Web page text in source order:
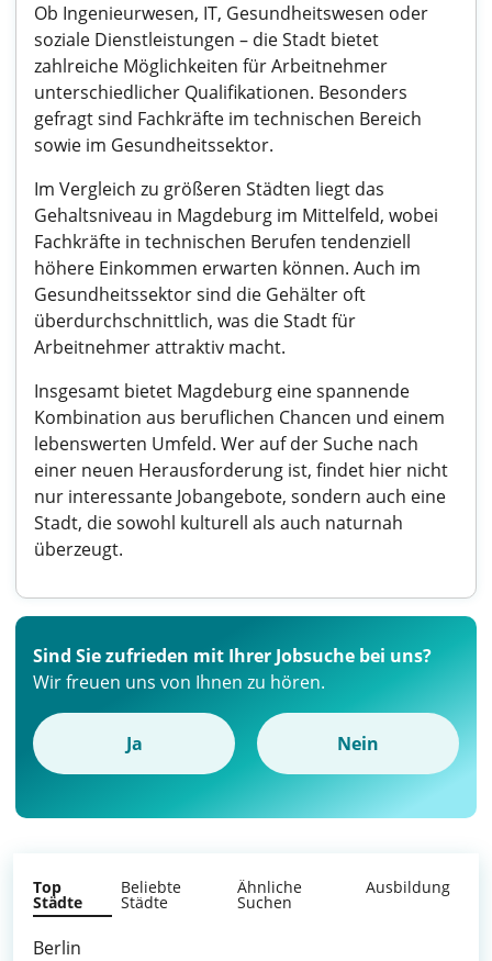
Ob Ingenieurwesen, IT, Gesundheitswesen oder
soziale Dienstleistungen – die Stadt bietet
zahlreiche Möglichkeiten für Arbeitnehmer
unterschiedlicher Qualifikationen. Besonders
gefragt sind Fachkräfte im technischen Bereich
sowie im Gesundheitssektor.
Im Vergleich zu größeren Städten liegt das
Gehaltsniveau in Magdeburg im Mittelfeld, wobei
Fachkräfte in technischen Berufen tendenziell
höhere Einkommen erwarten können. Auch im
Gesundheitssektor sind die Gehälter oft
überdurchschnittlich, was die Stadt für
Arbeitnehmer attraktiv macht.
Insgesamt bietet Magdeburg eine spannende
Kombination aus beruflichen Chancen und einem
lebenswerten Umfeld. Wer auf der Suche nach
einer neuen Herausforderung ist, findet hier nicht
nur interessante Jobangebote, sondern auch eine
Stadt, die sowohl kulturell als auch naturnah
überzeugt.
Sind Sie zufrieden mit Ihrer Jobsuche bei uns?
Wir freuen uns von Ihnen zu hören.
Ja Nein
Top
Städte
Beliebte
Städte
Ähnliche
Suchen
Ausbildung
Berlin